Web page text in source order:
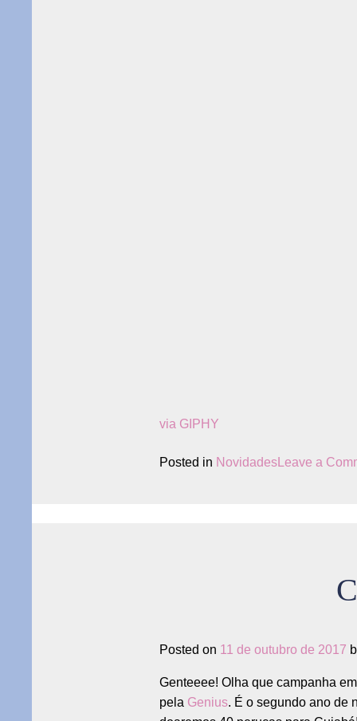
via GIPHY
Posted in NovidadesLeave a
Posted on 11 de outubro de 2017
Genteeee! Olha que campanha
pela Genius. É o segundo ano de